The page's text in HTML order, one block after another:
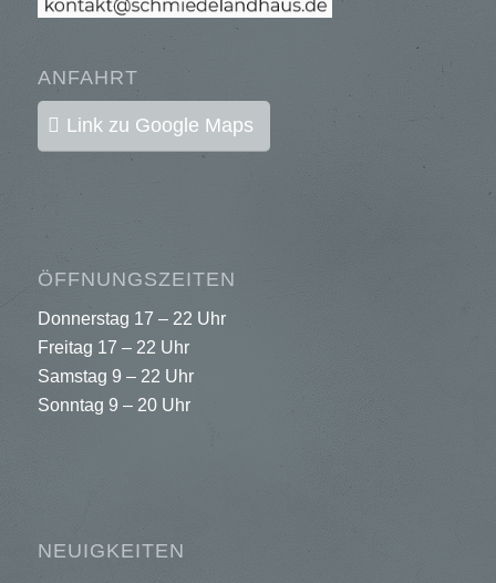
ANFAHRT
Link zu Google Maps
ÖFFNUNGSZEITEN
Donnerstag 17 – 22 Uhr
Freitag 17 – 22 Uhr
Samstag 9 – 22 Uhr
Sonntag 9 – 20 Uhr
NEUIGKEITEN